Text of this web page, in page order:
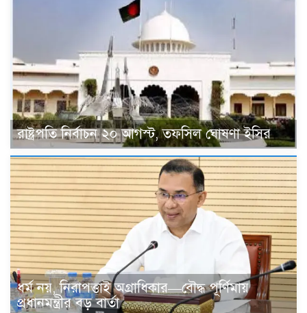
রাষ্ট্রপতি নির্বাচন ২০ আগস্ট, তফসিল ঘোষণা ইসির
ধর্ম নয়, নিরাপত্তাই অগ্রাধিকার—বৌদ্ধ পূর্ণিমায়
প্রধানমন্ত্রীর বড় বার্তা